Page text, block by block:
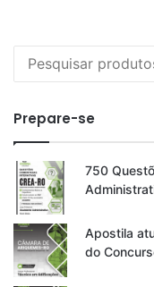
por:
Prepare-se
750
Apostila
do